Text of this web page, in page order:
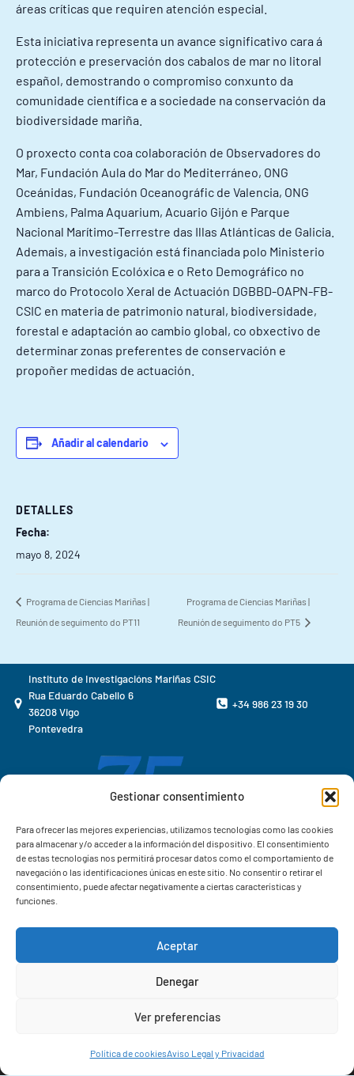
Gestionar consentimiento
Para ofrecer las mejores experiencias, utilizamos tecnologías como las cookies
para almacenar y/o acceder a la información del dispositivo. El consentimiento
de estas tecnologías nos permitirá procesar datos como el comportamiento de
navegación o las identificaciones únicas en este sitio. No consentir o retirar el
consentimiento, puede afectar negativamente a ciertas características y
funciones.
Aceptar
Denegar
Ver preferencias
Política de cookiesAviso Legal y Privacidad
áreas críticas que requiren atención especial.
Esta iniciativa representa un avance significativo cara á
protección e preservación dos cabalos de mar no litoral
español, demostrando o compromiso conxunto da
comunidade científica e a sociedade na conservación da
biodiversidade mariña.
O proxecto conta coa colaboración de Observadores do
Mar, Fundación Aula do Mar do Mediterráneo, ONG
Oceánidas, Fundación Oceanográfic de Valencia, ONG
Ambiens, Palma Aquarium, Acuario Gijón e Parque
Nacional Marítimo-Terrestre das Illas Atlánticas de Galicia.
Ademais, a investigación está financiada polo Ministerio
para a Transición Ecolóxica e o Reto Demográfico no
marco do Protocolo Xeral de Actuación DGBBD-OAPN-FB-
CSIC en materia de patrimonio natural, biodiversidade,
forestal e adaptación ao cambio global, co obxectivo de
determinar zonas preferentes de conservación e
propoñer medidas de actuación.
Añadir al calendario
DETALLES
Fecha:
mayo 8, 2024
Programa de Ciencias Mariñas |
Reunión de seguimento do PT11
Programa de Ciencias Mariñas |
Reunión de seguimento do PT5
Instituto de Investigacións Mariñas CSIC
Rua Eduardo Cabello 6
36208 Vigo
Pontevedra
+34 986 23 19 30
Correo IIM